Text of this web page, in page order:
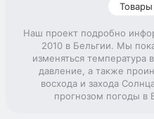
Наш проект подробно
2010 в Бельгии. Мы
изменяться температура
давление, а также
восхода и захода
прогнозом погоды в